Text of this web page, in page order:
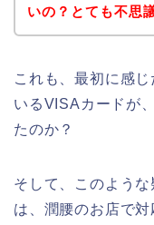
いの？とても不思
これも、最初に感
いるVISAカードが
たのか？
そして、このよう
は、潤腰のお店で